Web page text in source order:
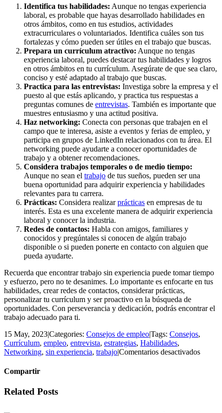
Identifica tus habilidades: Aunque no tengas experiencia
laboral, es probable que hayas desarrollado habilidades en
otros ámbitos, como en tus estudios, actividades
extracurriculares o voluntariados. Identifica cuáles son tus
fortalezas y cómo pueden ser útiles en el trabajo que buscas.
Prepara un currículum atractivo: Aunque no tengas
experiencia laboral, puedes destacar tus habilidades y logros
en otros ámbitos en tu currículum. Asegúrate de que sea claro,
conciso y esté adaptado al trabajo que buscas.
Practica para las entrevistas: Investiga sobre la empresa y el
puesto al que estás aplicando, y practica tus respuestas a
preguntas comunes de entrevistas. También es importante que
muestres entusiasmo y una actitud positiva.
Haz networking: Conecta con personas que trabajen en el
campo que te interesa, asiste a eventos y ferias de empleo, y
participa en grupos de LinkedIn relacionados con tu área. El
networking puede ayudarte a conocer oportunidades de
trabajo y a obtener recomendaciones.
Considera trabajos temporales o de medio tiempo:
Aunque no sean el trabajo de tus sueños, pueden ser una
buena oportunidad para adquirir experiencia y habilidades
relevantes para tu carrera.
Prácticas: Considera realizarprácticas en empresas de tu
interés. Esta es una excelente manera de adquirir experiencia
laboral y conocer la industria.
Redes de contactos: Habla con amigos, familiares y
conocidos y pregúntales si conocen de algún trabajo
disponible o si pueden ponerte en contacto con alguien que
pueda ayudarte.
Recuerda que encontrar trabajo sin experiencia puede tomar tiempo
y esfuerzo, pero no te desanimes. Lo importante es enfocarte en tus
habilidades, crear redes de contactos, considerar prácticas,
personalizar tu currículum y ser proactivo en la búsqueda de
oportunidades. Con perseverancia y dedicación, podrás encontrar el
trabajo adecuado para ti.
15 May, 2023|Categories: Consejos de empleo|Tags: Consejos,
Currículum, empleo, entrevista, estrategias, Habilidades,
Networking, sin experiencia, trabajo|Comentarios desactivadosen
Compartir
Facebook
Twitter
LinkedIn
Email
Related Posts